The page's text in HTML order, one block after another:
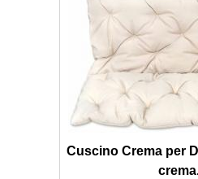
Cuscino Crema per